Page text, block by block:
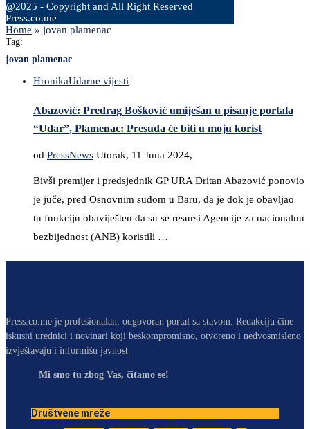
@2025 - Copyright and All Right Reserved
Press.co.me
Home » jovan plamenac
Tag:
jovan plamenac
HronikaUdarne vijesti
Abazović: Predrag Bošković umiješan u pisanje portala
“Udar”, Plamenac: Presuda će biti u moju korist
od PressNews Utorak, 11 Juna 2024,
Bivši premijer i predsjednik GP URA Dritan Abazović ponovio
je juče, pred Osnovnim sudom u Baru, da je dok je obavljao
tu funkciju obaviješten da su se resursi Agencije za nacionalnu
bezbijednost (ANB) koristili …
Press.co.me je profesionalan, odgovoran portal sa stavom. Redakciju čine
iskusni urednici i novinari koji beskompromisno, otvoreno i nedvosmisleno
izvještavaju i informišu javnost.
Mi smo tu zbog Vas, čitamo se!
Društvene mreže